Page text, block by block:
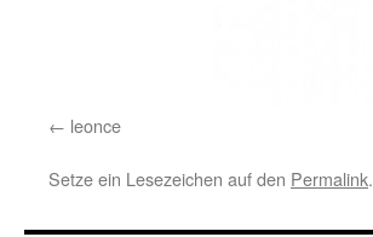
leonce
Setze ein Lesezeichen auf den Permalink.